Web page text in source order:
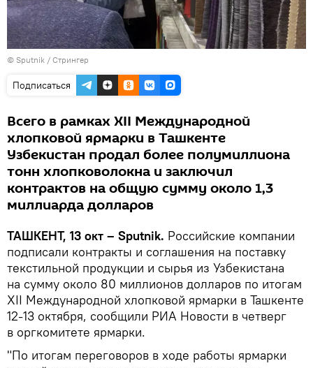
© Sputnik / Стрингер
Подписаться
Всего в рамках XII Международной
хлопковой ярмарки в Ташкенте
Узбекистан продал более полумиллиона
тонн хлопковолокна и заключил
контрактов на общую сумму около 1,3
миллиарда долларов
ТАШКЕНТ, 13 окт – Sputnik. Российские компании
подписали контракты и соглашения на поставку
текстильной продукции и сырья из Узбекистана
на сумму около 80 миллионов долларов по итогам
XII Международной хлопковой ярмарки в Ташкенте
12-13 октября, сообщили РИА Новости в четверг
в оргкомитете ярмарки.
"По итогам переговоров в ходе работы ярмарки